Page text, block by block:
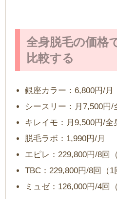
全身脱毛の価格
比較する
銀座カラー：6,800円/月
シースリー：月7,500円/
キレイモ：月9,500円/全
脱毛ラボ：1,990円/月
エピレ：229,800円/8回
TBC：229,800円/8回（1
ミュゼ：126,000円/4回